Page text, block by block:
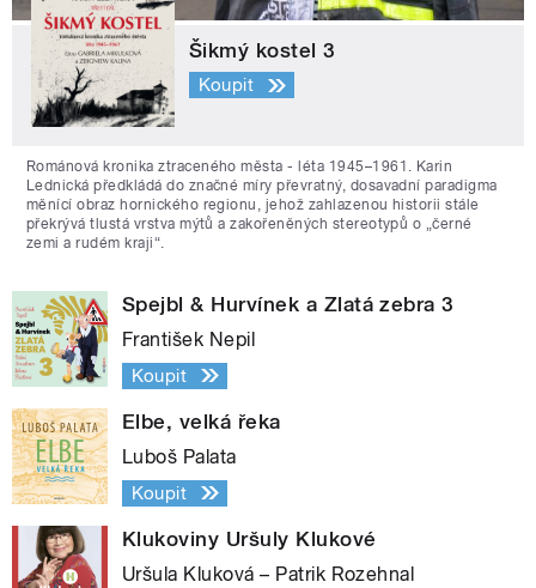
Šikmý kostel 3
Koupit
Románová kronika ztraceného města - léta 1945–1961. Karin
Lednická předkládá do značné míry převratný, dosavadní paradigma
měnící obraz hornického regionu, jehož zahlazenou historii stále
překrývá tlustá vrstva mýtů a zakořeněných stereotypů o „černé
zemi a rudém kraji“.
Spejbl & Hurvínek a Zlatá zebra 3
František Nepil
Koupit
Elbe, velká řeka
Luboš Palata
Koupit
Klukoviny Uršuly Klukové
Uršula Kluková – Patrik Rozehnal